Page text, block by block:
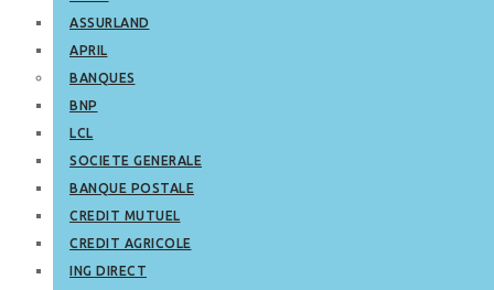
ASSURLAND
APRIL
BANQUES
BNP
LCL
SOCIETE GENERALE
BANQUE POSTALE
CREDIT MUTUEL
CREDIT AGRICOLE
ING DIRECT